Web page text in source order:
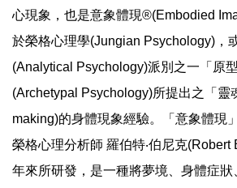
心現象，也是意象體現®(Embodied
於榮格心理學(Jungian Psychology)，
(Analytical Psychology)派別之一「原型
(Archetypal Psychology)所提出之「靈
making)的身體現象經驗。「意象體現
榮格心理分析師 羅伯特‧伯尼克(Robert
年來所研發，是一種將夢境、身體症